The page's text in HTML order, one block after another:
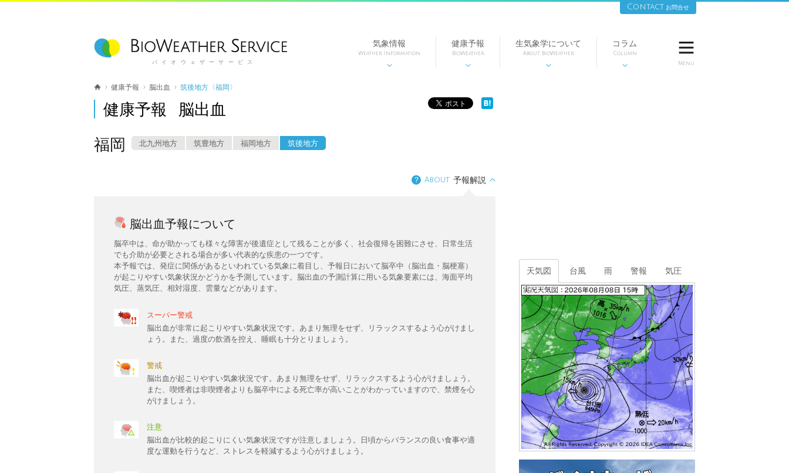
バイオウェザーサービス
気象情報
Weather Information

健康予報
BioWeather

生気象学について
About BioWeather

コラム
Column


Menu
健康予報 脳出血 筑後地方〈福岡〉
健康予報 脳出血
福岡 北九州地方 筑豊地方 福岡地方 筑後地方
？ About 予報解説
脳出血予報について
脳卒中は、命が助かっても様々な障害が後遺症として残ることが多く、社会復帰を困難にさせ、日常生活
でも介助が必要とされる場合が多い代表的な疾患の一つです。
本予報では、発症に関係があるといわれている気象に着目し、予報日において脳卒中（脳出血・脳梗塞）
が起こりやすい気象状況かどうかを予測しています。脳出血の予測計算に用いる気象要素には、海面平均
気圧、蒸気圧、相対湿度、雲量などがあります。
スーパー警戒
脳出血が非常に起こりやすい気象状況です。あまり無理をせず、リラックスするよう心がけまし
ょう。また、過度の飲酒を控え、睡眠も十分とりましょう。
警戒
脳出血が起こりやすい気象状況です。あまり無理をせず、リラックスするよう心がけましょう。
また、喫煙者は非喫煙者よりも脳卒中による死亡率が高いことがわかっていますので、禁煙を心
がけましょう。
注意
脳出血が比較的起こりにくい気象状況ですが注意しましょう。日頃からバランスの良い食事や適
度な運動を行うなど、ストレスを軽減するよう心がけましょう。
天気図 台風 雨 警報 気圧
Contact お問合せ